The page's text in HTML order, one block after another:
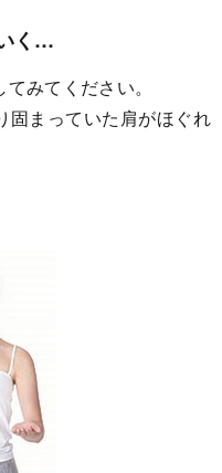
く…
みてください。
まっていた肩がほぐれ